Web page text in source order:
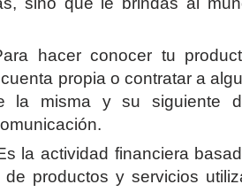
hacer conocer tu
propia o contratar a
la misma y su siguiente
la actividad financiera
productos y servicios